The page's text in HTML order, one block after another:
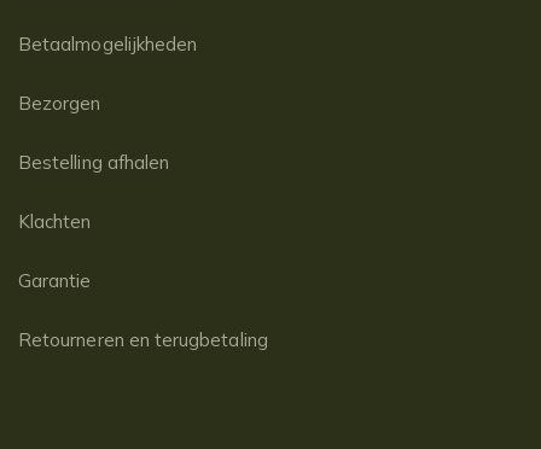
Betaalmogelijkheden
Bezorgen
Bestelling afhalen
Klachten
Garantie
Retourneren en terugbetaling